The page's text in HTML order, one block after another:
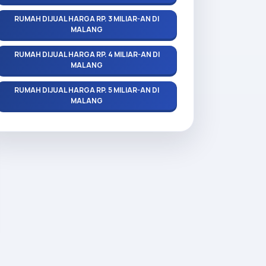
RUMAH DIJUAL HARGA RP. 3 MILIAR-AN DI
MALANG
RUMAH DIJUAL HARGA RP. 4 MILIAR-AN DI
MALANG
RUMAH DIJUAL HARGA RP. 5 MILIAR-AN DI
MALANG